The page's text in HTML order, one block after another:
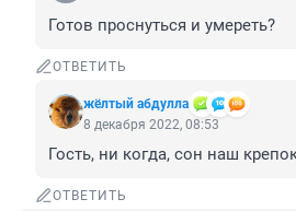
Готов проснуться и умереть?
ОТВЕТИТЬ
жёлтый абдулла
8 декабря 2022, 08:53
Гость, ни когда, сон наш
ОТВЕТИТЬ